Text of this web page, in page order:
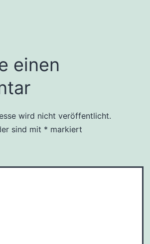
einen
wird nicht veröffentlicht.
sind mit * markiert